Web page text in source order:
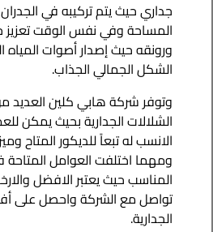
جداري حيث يتم تركيبه في الجدران
المساحة وفي نفس الوقت تعزيز
ورونقه حيث إصدار أصوات المياه
الشكل الجمالي الجذاب.
وتوفر شركة هابي كلين العديد
الشلالات الجدارية بحيث يمكن
الانسب له تبعاً للديكور المتاح
ومهما اختلفت العوامل المتاحة
المناسب حيث يعتبر الافضل
تواصل مع الشركة واحصل على
الجدارية.